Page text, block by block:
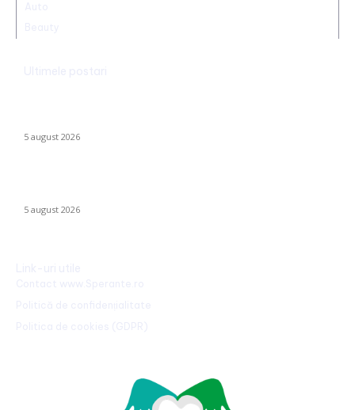
5 august 2026
5 august 2026